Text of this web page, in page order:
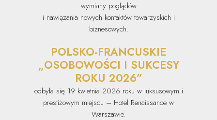
wymiany poglądów
i nawiązania nowych kontaktów towarzyskich i
biznesowych.
POLSKO-FRANCUSKIE
„OSOBOWOŚCI I SUKCESY
ROKU 2026”
odbyła się 19 kwietnia 2026 roku w luksusowym i
prestiżowym miejscu – Hotel Renaissance w
Warszawie.